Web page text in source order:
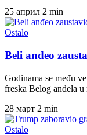
25 април 2 min
Ostalo
Beli anđeo
Godinama se među
freska Belog anđela
28 март 2 min
Ostalo